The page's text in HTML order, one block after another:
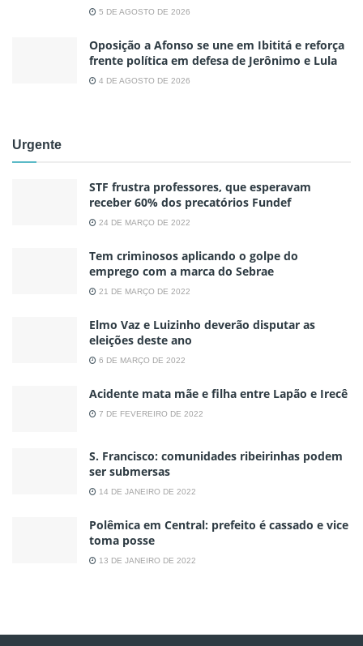
5 DE AGOSTO DE 2026
Oposição a Afonso se une em Ibititá e reforça
frente política em defesa de Jerônimo e Lula
4 DE AGOSTO DE 2026
Urgente
STF frustra professores, que esperavam
receber 60% dos precatórios Fundef
24 DE MARÇO DE 2022
Tem criminosos aplicando o golpe do
emprego com a marca do Sebrae
21 DE MARÇO DE 2022
Elmo Vaz e Luizinho deverão disputar as
eleições deste ano
6 DE MARÇO DE 2022
Acidente mata mãe e filha entre Lapão e Irecê
7 DE FEVEREIRO DE 2022
S. Francisco: comunidades ribeirinhas podem
ser submersas
14 DE JANEIRO DE 2022
Polêmica em Central: prefeito é cassado e vice
toma posse
13 DE JANEIRO DE 2022